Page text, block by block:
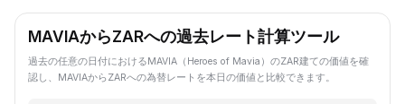
MAVIAからZARへの過去レート計算ツール
過去の任意の日付におけるMAVIA（Heroes of Mavia）のZAR建ての価値を確
認し、MAVIAからZARへの為替レートを本日の価値と比較できます。